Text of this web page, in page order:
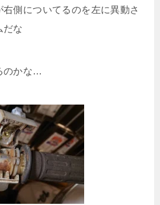
側についてるのを左に異動さ
だな
のかな…